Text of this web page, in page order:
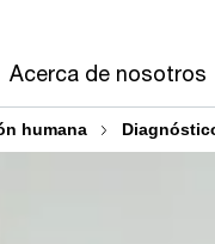
Acerca de nosotros
humana